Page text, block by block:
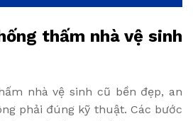
thấm nhà vệ sinh
nhà vệ sinh cũ bền đẹp, an
phải đúng kỹ thuật. Các bước